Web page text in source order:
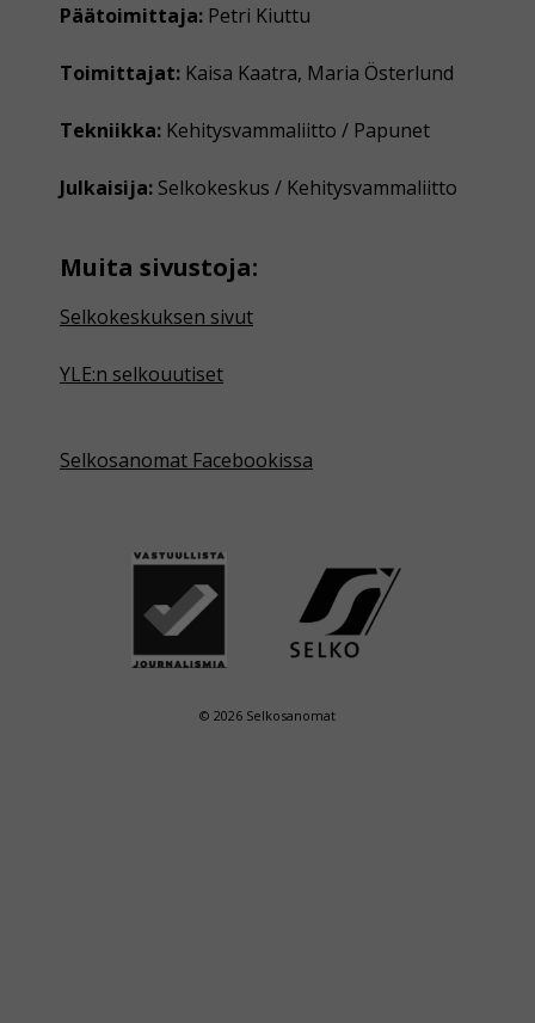
Päätoimittaja: Petri Kiuttu
Toimittajat: Kaisa Kaatra, Maria Österlund
Tekniikka: Kehitysvammaliitto / Papunet
Julkaisija: Selkokeskus / Kehitysvammaliitto
Muita sivustoja:
Selkokeskuksen sivut
YLE:n selkouutiset
Selkosanomat Facebookissa
© 2026 Selkosanomat